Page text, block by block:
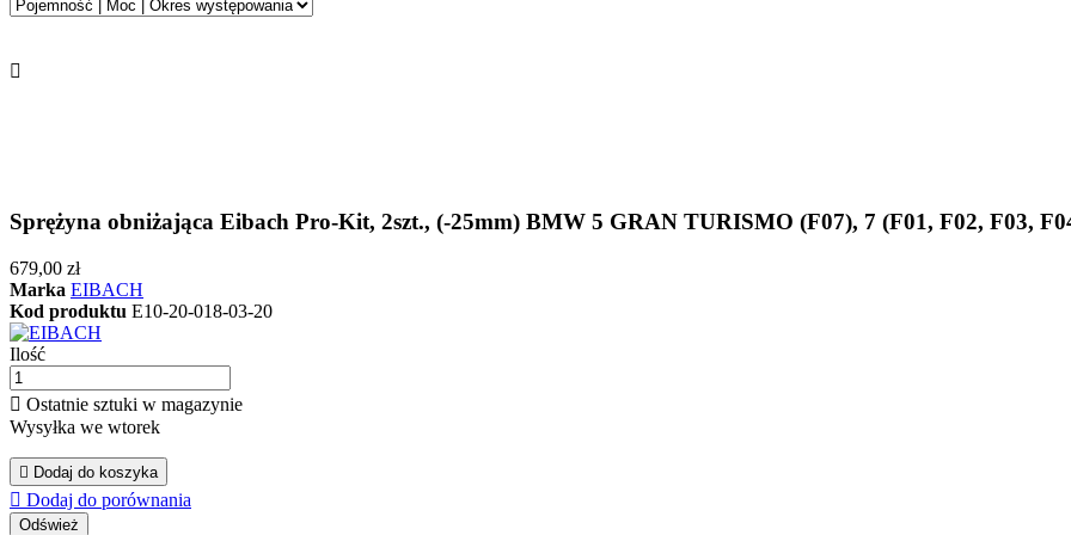

Sprężyna obniżająca Eibach Pro-Kit, 2szt., (-25mm) BMW 5 GRAN TURISMO (F07), 7 (F01, F02, F03,
679,00 zł
Marka EIBACH
Kod produktu E10-20-018-03-20
Ilość
 Ostatnie sztuki w magazynie
Wysyłka we wtorek
 Dodaj do koszyka
 Dodaj do porównania